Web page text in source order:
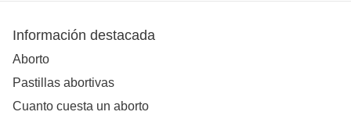
Información destacada
Aborto
Pastillas abortivas
Cuanto cuesta un aborto